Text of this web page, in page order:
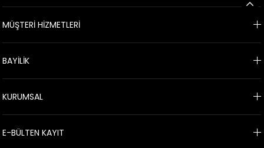
MÜŞTERİ HİZMETLERİ
BAYİLİK
KURUMSAL
E-BÜLTEN KAYIT